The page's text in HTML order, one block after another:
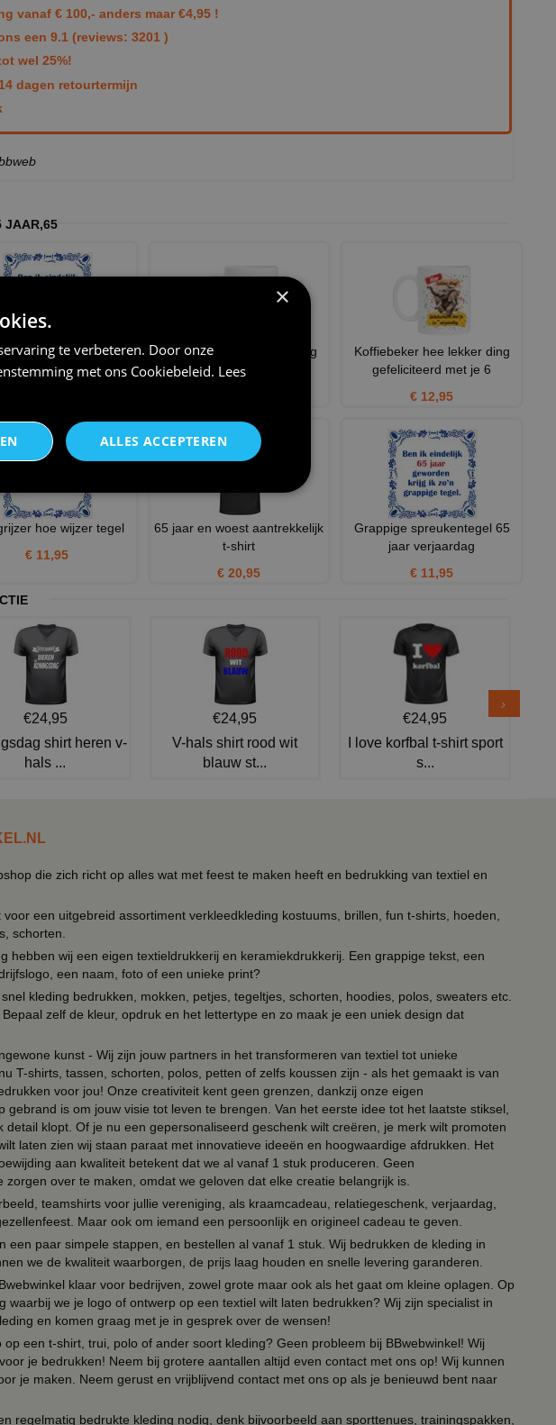
vanaf € 100,- anders maar €4,95 !
een 9.1 (reviews: 3201 )
wel 25%!
dagen retourtermijn
JAAR,65
65 jaar verjaardag
€ 11,95
Koffiemok 65ste verjaardag
voor een stoere man of
Koffiebeker hee lekker ding
gefeliciteerd met je 6
€ 12,95
hoe wijzer tegel
€ 11,95
65 jaar en woest aantrekkelijk
t-shirt
€ 20,95
Grappige spreukentegel 65
jaar verjaardag
€ 11,95
€24,95
shirt heren v-
hals ...
€24,95
V-hals shirt rood wit
blauw st...
€24,95
I love korfbal t-shirt sport
s...
die zich richt op alles wat met feest te maken heeft en bedrukking van textiel en
een uitgebreid assortiment verkleedkleding kostuums, brillen, fun t-shirts, hoeden,
schorten.
hebben wij een eigen textieldrukkerij en keramiekdrukkerij. Een grappige tekst, een
een naam, foto of een unieke print?
kleding bedrukken, mokken, petjes, tegeltjes, schorten, hoodies, polos, sweaters etc.
zelf de kleur, opdruk en het lettertype en zo maak je een uniek design dat
kunst - Wij zijn jouw partners in het transformeren van textiel tot unieke
T-shirts, tassen, schorten, polos, petten of zelfs koussen zijn - als het gemaakt is van
voor jou! Onze creativiteit kent geen grenzen, dankzij onze eigen
gebrand is om jouw visie tot leven te brengen. Van het eerste idee tot het laatste stiksel,
detail klopt. Of je nu een gepersonaliseerd geschenk wilt creëren, je merk wilt promoten
laten zien wij staan paraat met innovatieve ideeën en hoogwaardige afdrukken. Het
aan kwaliteit betekent dat we al vanaf 1 stuk produceren. Geen
zorgen over te maken, omdat we geloven dat elke creatie belangrijk is.
teamshirts voor jullie vereniging, als kraamcadeau, relatiegeschenk, verjaardag,
Maar ook om iemand een persoonlijk en origineel cadeau te geven.
een paar simpele stappen, en bestellen al vanaf 1 stuk. Wij bedrukken de kleding in
we de kwaliteit waarborgen, de prijs laag houden en snelle levering garanderen.
klaar voor bedrijven, zowel grote maar ook als het gaat om kleine oplagen. Op
waarbij we je logo of ontwerp op een textiel wilt laten bedrukken? Wij zijn specialist in
en komen graag met je in gesprek over de wensen!
op een t-shirt, trui, polo of ander soort kleding? Geen probleem bij BBwebwinkel! Wij
je bedrukken! Neem bij grotere aantallen altijd even contact met ons op! Wij kunnen
je maken. Neem gerust en vrijblijvend contact met ons op als je benieuwd bent naar
regelmatig bedrukte kleding nodig, denk bijvoorbeeld aan sporttenues, trainingspakken,
×
te verbeteren. Door onze
met ons Cookiebeleid. Lees
ALLES ACCEPTEREN